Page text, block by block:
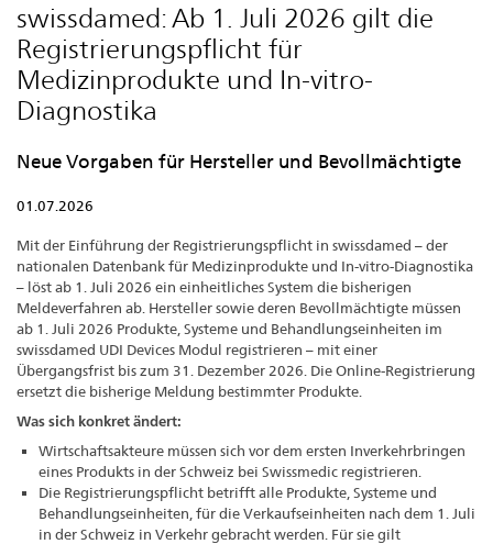
swissdamed: Ab 1. Juli 2026 gilt die
Registrierungspflicht für
Medizinprodukte und In-vitro-
Diagnostika
Neue Vorgaben für Hersteller und Bevollmächtigte
01.07.2026
Mit der Einführung der Registrierungspflicht in swissdamed – der
nationalen Datenbank für Medizinprodukte und In-vitro-Diagnostika
– löst ab 1. Juli 2026 ein einheitliches System die bisherigen
Meldeverfahren ab. Hersteller sowie deren Bevollmächtigte müssen
ab 1. Juli 2026 Produkte, Systeme und Behandlungseinheiten im
swissdamed UDI Devices Modul registrieren – mit einer
Übergangsfrist bis zum 31. Dezember 2026. Die Online-Registrierung
ersetzt die bisherige Meldung bestimmter Produkte.
Was sich konkret ändert:
Wirtschaftsakteure müssen sich vor dem ersten Inverkehrbringen
eines Produkts in der Schweiz bei Swissmedic registrieren.
Die Registrierungspflicht betrifft alle Produkte, Systeme und
Behandlungseinheiten, für die Verkaufseinheiten nach dem 1. Juli
in der Schweiz in Verkehr gebracht werden. Für sie gilt